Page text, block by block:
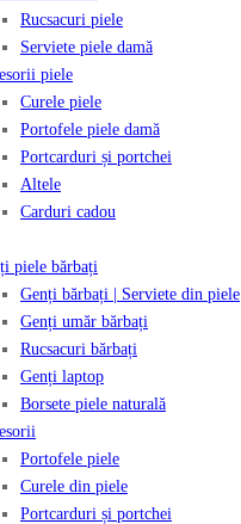
Rucsacuri piele
Serviete piele damă
piele
Curele piele
Portofele piele damă
Portcarduri și portchei
Altele
Carduri cadou
piele bărbați
Genți bărbați | Serviete din piele
Genți umăr bărbați
Rucsacuri bărbați
Genți laptop
Borsete piele naturală
Portofele piele
Curele din piele
Portcarduri și portchei